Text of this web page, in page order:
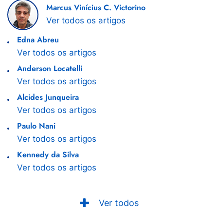
Marcus Vinícius C. Victorino
Ver todos os artigos
Edna Abreu
Ver todos os artigos
Anderson Locatelli
Ver todos os artigos
Alcides Junqueira
Ver todos os artigos
Paulo Nani
Ver todos os artigos
Kennedy da Silva
Ver todos os artigos
Ver todos